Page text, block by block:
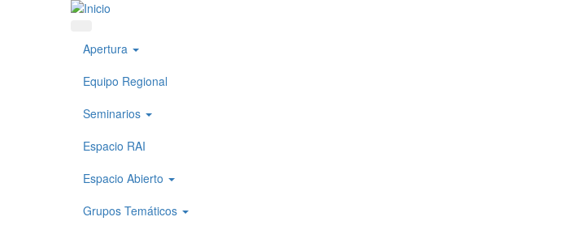
Pasar al contenido principal
Apertura
Equipo Regional
Seminarios
Espacio RAI
Espacio Abierto
Grupos Temáticos